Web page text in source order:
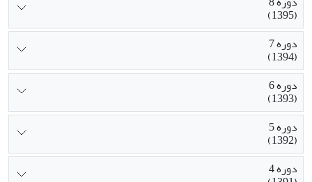
(1395)
دوره 7
(1394)
دوره 6
(1393)
دوره 5
(1392)
دوره 4